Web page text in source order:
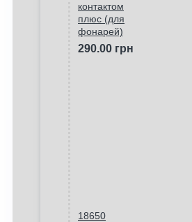
контактом
плюс (для
фонарей)
290.00 грн
18650